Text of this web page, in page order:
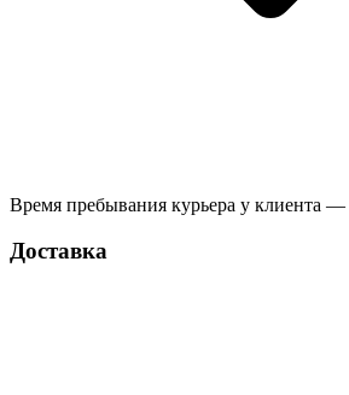
Время пребывания курьера у клиента —
Доставка